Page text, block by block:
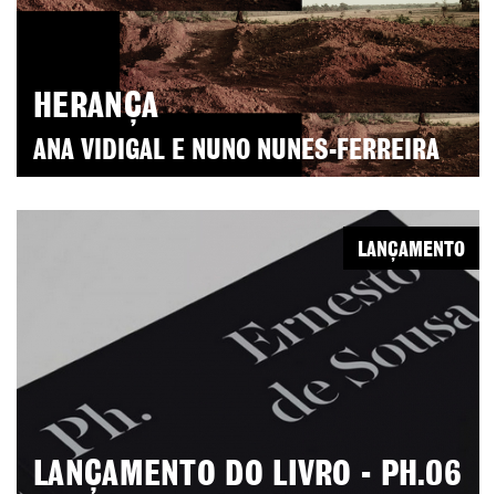
HERANÇA
ANA VIDIGAL E NUNO NUNES-FERREIRA
LANÇAMENTO DO LIVRO - PH.06
LANÇAMENTO